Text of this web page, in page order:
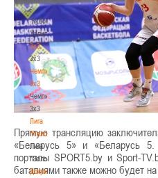
-
"Кубок
Халипского"
3x3
3x3
Чемпионат
3х3
Чемпионат
3х3
Лига
"Палова"
Лига
"Палова"
Документы
Прямую трансляцию
«Беларусь 5» и «Беларусь 5.
порталы SPORT5.by и Sport-
баталиями также можно будет